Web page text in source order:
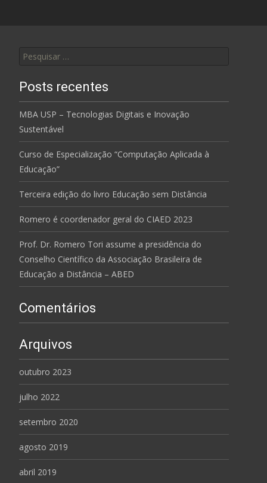
por:
Posts recentes
MBA USP – Tecnologias Digitais e Inovação
Sustentável
Curso de Especialização “Computação Aplicada à
Educação”
Terceira edição do livro Educação sem Distância
Romero é coordenador geral do CIAED 2023
Prof. Dr. Romero Tori assume a presidência do
Conselho Científico da Associação Brasileira de
Educação a Distância – ABED
Comentários
Arquivos
outubro 2023
julho 2022
setembro 2020
agosto 2019
abril 2019